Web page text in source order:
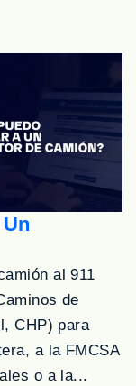
al 911
de
CHP) para
a la FMCSA
o a la...